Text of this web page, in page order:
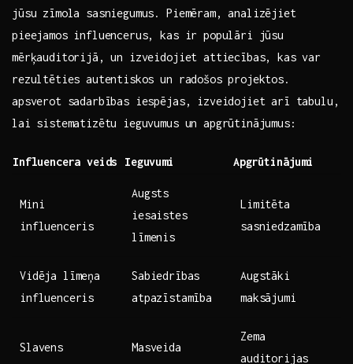
‍jūsu zīmola sasniegumus. Piemēram, analizējiet
pieejamos influencerus, kas ir populāri jūsu
mērķauditorijā, un izveidojiet attiecības, kas ⁣var
rezultēties autentiskos un radošos projektos.
apsverot sadarbības iespējas, izveidojiet arī tabulu,
lai sistematizētu ieguvumus un apgrūtinājumus:
Influencera veids Ieguvumi Apgrūtinājumi
Mini
influenceris
Augsts
iesaistes
līmenis
Limitēta
sasniedzamība
Vidēja līmeņa
influenceris
Sabiedrības
atpazīstamība
Augstāki
maksājumi
Slavens
Masveida
Zema
auditorijas⁤